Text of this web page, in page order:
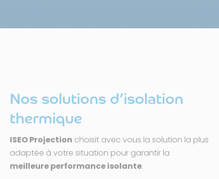
Nos solutions d’isolation
thermique
ISEO Projection choisit avec vous la solution la plus
adaptée à votre situation pour garantir la
meilleure performance isolante.